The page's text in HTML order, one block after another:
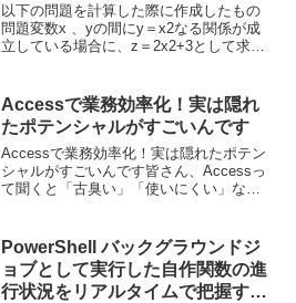
以下の問題を計算した際に作成したもの
問題変数x 、yの間にy＝x2なる関係が成
立している場合に、z＝2x2+3として求め
Co...
Accessで業務効率化！実は隠れ
たポテンシャルがすごいんです
Accessで業務効率化！実は隠れたポテン
シャルがすごいんです皆さん、Accessっ
て聞くと「古臭い」「使いにくい」なん
切に活用すれば、驚くほど業務効率がア
ップする...
PowerShell バックグラウンドジ
ョブとして実行した自作関数の進
行状況をリアルタイムで把握する